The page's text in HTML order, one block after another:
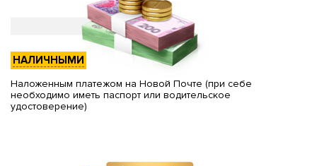
НАЛИЧНЫМИ
Наложенным платежом на Новой Почте (при себе
необходимо иметь паспорт или водительское
удостоверение)